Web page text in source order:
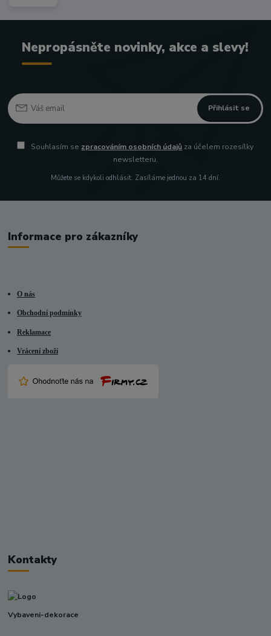
Nepropásněte novinky, akce a slevy!
Přihlásit se
Souhlasím se zpracováním osobních údajů za účelem rozesílky
newsletteru.
Můžete se kdykoli odhlásit. Zasíláme jednou za 14 dní.
Informace pro zákazníky
O nás
Obchodní podmínky
Reklamace
Vrácení zboží
Kontakty
Vybaveni-dekorace